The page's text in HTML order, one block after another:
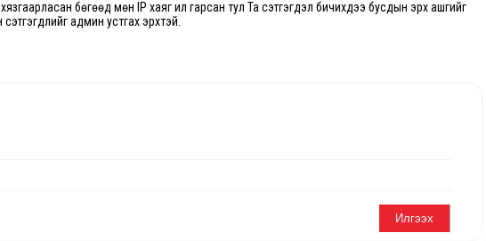
бөгөөд мөн IP хаяг ил гарсан тул Та сэтгэгдэл бичихдээ бусдын эрх ашгийг
админ устгах эрхтэй.